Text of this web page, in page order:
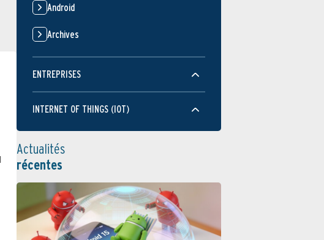
Android
Archives
ENTREPRISES
INTERNET OF THINGS (IOT)
Actualités
récentes